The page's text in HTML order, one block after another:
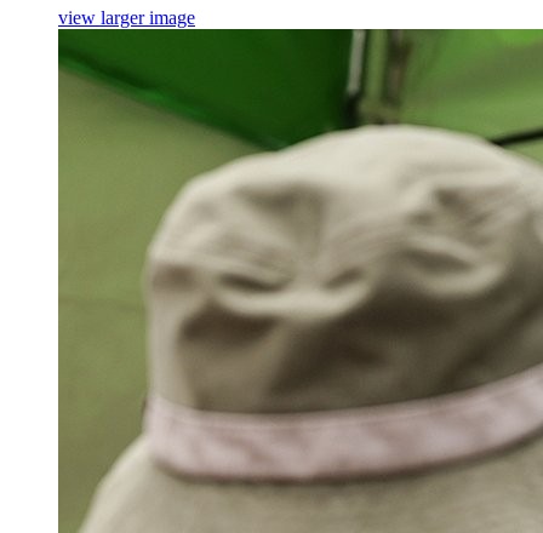
view larger image